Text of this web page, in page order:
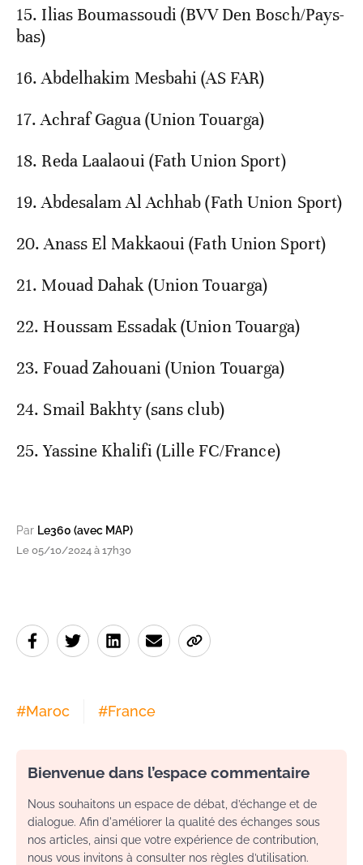
15. Ilias Boumassoudi (BVV Den Bosch/Pays-
bas)
16. Abdelhakim Mesbahi (AS FAR)
17. Achraf Gagua (Union Touarga)
18. Reda Laalaoui (Fath Union Sport)
19. Abdesalam Al Achhab (Fath Union Sport)
20. Anass El Makkaoui (Fath Union Sport)
21. Mouad Dahak (Union Touarga)
22. Houssam Essadak (Union Touarga)
23. Fouad Zahouani (Union Touarga)
24. Smail Bakhty (sans club)
25. Yassine Khalifi (Lille FC/France)
Par Le360 (avec MAP)
Le 05/10/2024 à 17h30
#Maroc #France
Bienvenue dans l’espace commentaire
Nous souhaitons un espace de débat, d’échange et de
dialogue. Afin d'améliorer la qualité des échanges sous
nos articles, ainsi que votre expérience de contribution,
nous vous invitons à consulter nos règles d’utilisation.